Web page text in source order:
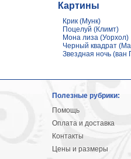
Картины
Крик (Мунк)
Поцелуй (Климт)
Мона лиза (Уорхол)
Черный квадрат
Звездная ночь (ван
Полезные рубрики:
Помощь
Оплата и доставка
Контакты
Цены и размеры